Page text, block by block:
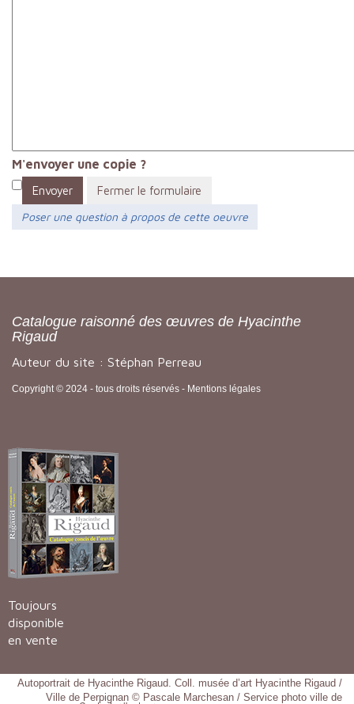
M'envoyer une copie ?
Envoyer
Fermer le formulaire
Poser une question à propos de cette oeuvre
Catalogue raisonné des œuvres de Hyacinthe
Rigaud
Auteur du site : Stéphan Perreau
Copyright © 2024 - tous droits réservés - Mentions légales
Toujours
disponible
en vente
Autoportrait de Hyacinthe Rigaud. Coll. musée d’art Hyacinthe Rigaud /
Ville de Perpignan © Pascale Marchesan / Service photo ville de